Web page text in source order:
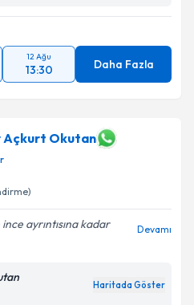
12 Ağu
13:30 Daha Fazla
Açkurt Okutan
ayrıntısına kadar
Devamı
Haritada Göster